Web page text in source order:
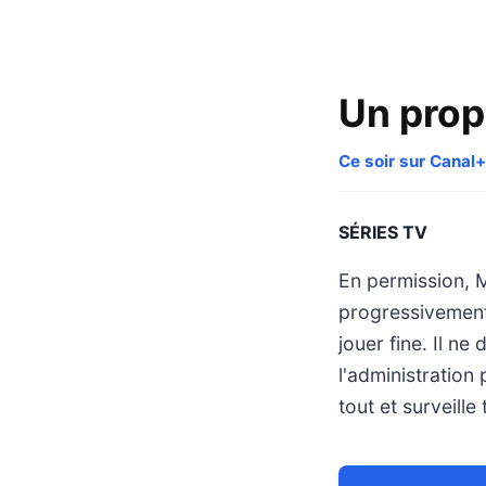
Un
Ce soir sur Canal+
SÉRIES TV
En permission,
jouer fine. Il ne
l'administration
tout et surveille